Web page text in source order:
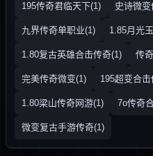
195传奇君临天下(1) 史诗微变
九界传奇单职业(1) 1.85月光
1.80复古英雄合击传奇(1) 传
完美传奇微变(1) 195超变合
1.80梁山传奇网游(1) 7o传奇
微变复古手游传奇(1)